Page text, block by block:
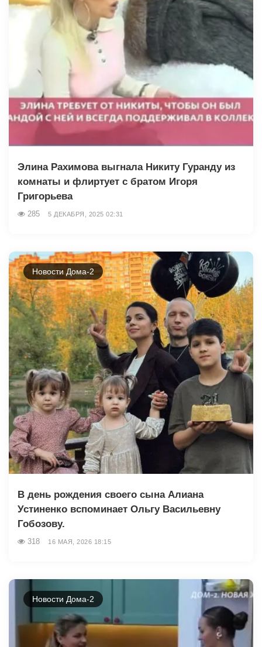
Элина Рахимова выгнала Никиту Гуранду из
комнаты и флиртует с братом Игоря
Григорьева
285 5 ДЕКАБРЯ, 2025 02:31
Новости Дома-2
В день рождения своего сына Алиана
Устиненко вспоминает Ольгу Васильевну
Гобозову.
318 16 МАЯ, 2026 18:15
Новости Дома-2